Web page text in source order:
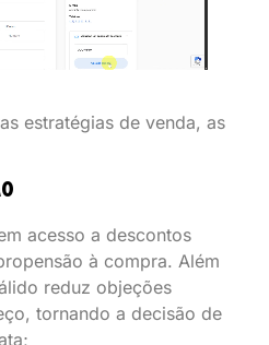
estratégias de venda, as
acesso a descontos
à compra. Além
reduz objeções
tornando a decisão de